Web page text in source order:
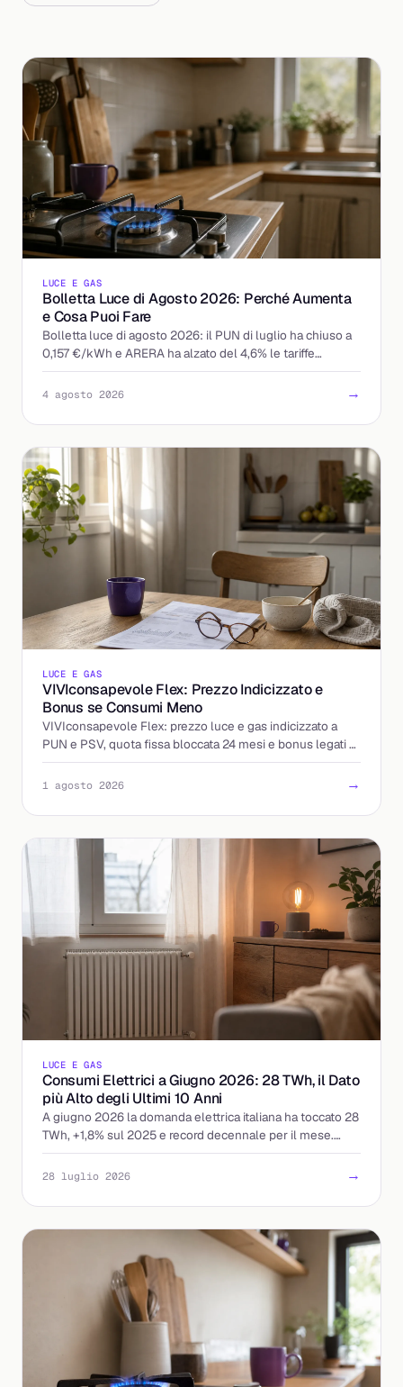
LUCE E GAS
Bolletta Luce di Agosto 2026: Perché Aumenta
e Cosa Puoi Fare
Bolletta luce di agosto 2026: il PUN di luglio ha chiuso a
0,157 €/kWh e ARERA ha alzato del 4,6% le tariffe
tutelate. Chi paga di più e come reagire.
4 agosto 2026 →
LUCE E GAS
VIVIconsapevole Flex: Prezzo Indicizzato e
Bonus se Consumi Meno
VIVIconsapevole Flex: prezzo luce e gas indicizzato a
PUN e PSV, quota fissa bloccata 24 mesi e bonus legati al
calo dei consumi. Come funziona e cosa controllare.
1 agosto 2026 →
LUCE E GAS
Consumi Elettrici a Giugno 2026: 28 TWh, il Dato
più Alto degli Ultimi 10 Anni
A giugno 2026 la domanda elettrica italiana ha toccato 28
TWh, +1,8% sul 2025 e record decennale per il mese.
Cosa significa per prezzi e bollette.
28 luglio 2026 →